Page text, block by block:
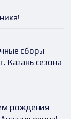
сборы
Казань сезона
рождения